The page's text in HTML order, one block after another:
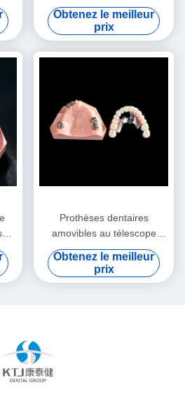
amovibles Barres de titane
en alliage Prothèses en
surdent
Obtenez le meilleur
prix
Prothèses dentaires
amovibles au télescope
Prothèses dentaires précise
Prothèses dentaires
excédentaires Arylique
Obtenez le meilleur
prix